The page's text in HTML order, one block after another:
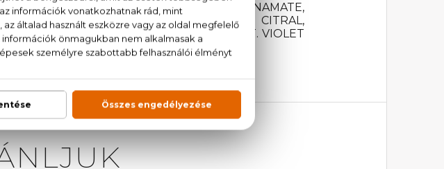
EAU (AQUA), ETHYLHEXYL METHOXYCINNAMATE,
ALPHA-ISOMETHYL IONONE, CITRAL,
ISOEUGENOL, LIMONENE, LINALOOL, EXT. VIOLET